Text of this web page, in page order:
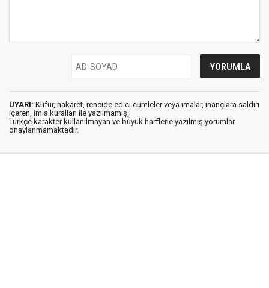
UYARI: Küfür, hakaret, rencide edici cümleler veya imalar, inançlara saldırı
içeren, imla kuralları ile yazılmamış,
Türkçe karakter kullanılmayan ve büyük harflerle yazılmış yorumlar
onaylanmamaktadır.